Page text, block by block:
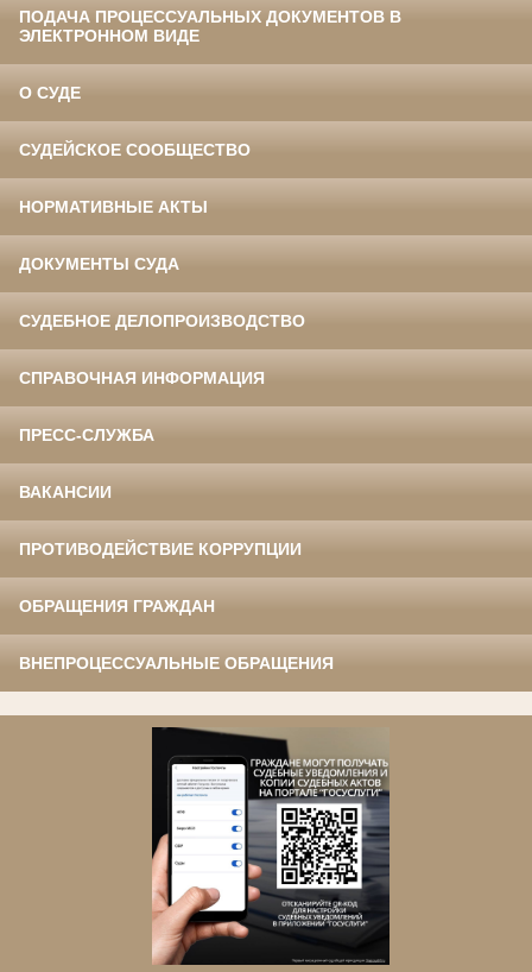
ПОДАЧА ПРОЦЕССУАЛЬНЫХ ДОКУМЕНТОВ В
ЭЛЕКТРОННОМ ВИДЕ
О СУДЕ
СУДЕЙСКОЕ СООБЩЕСТВО
НОРМАТИВНЫЕ АКТЫ
ДОКУМЕНТЫ СУДА
СУДЕБНОЕ ДЕЛОПРОИЗВОДСТВО
СПРАВОЧНАЯ ИНФОРМАЦИЯ
ПРЕСС-СЛУЖБА
ВАКАНСИИ
ПРОТИВОДЕЙСТВИЕ КОРРУПЦИИ
ОБРАЩЕНИЯ ГРАЖДАН
ВНЕПРОЦЕССУАЛЬНЫЕ ОБРАЩЕНИЯ